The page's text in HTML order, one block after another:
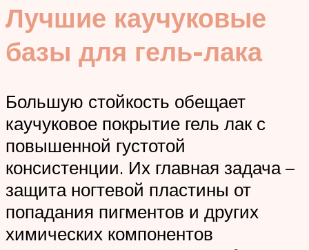
Лучшие каучуковые
базы для гель-лака
Большую стойкость обещает
каучуковое покрытие гель лак с
повышенной густотой
консистенции. Их главная задача –
защита ногтевой пластины от
попадания пигментов и других
химических компонентов